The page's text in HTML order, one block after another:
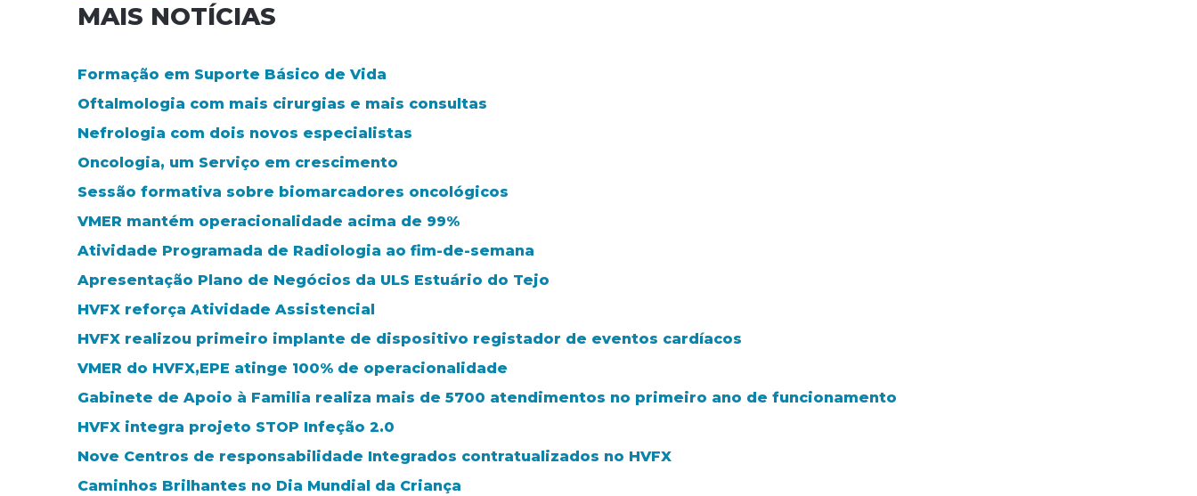
MAIS NOTÍCIAS
Formação em Suporte Básico de Vida
Oftalmologia com mais cirurgias e mais consultas
Nefrologia com dois novos especialistas
Oncologia, um Serviço em crescimento
Sessão formativa sobre biomarcadores oncológicos
VMER mantém operacionalidade acima de 99%
Atividade Programada de Radiologia ao fim-de-semana
Apresentação Plano de Negócios da ULS Estuário do Tejo
HVFX reforça Atividade Assistencial
HVFX realizou primeiro implante de dispositivo registador de eventos cardíacos
VMER do HVFX,EPE atinge 100% de operacionalidade
Gabinete de Apoio à Familia realiza mais de 5700 atendimentos no primeiro ano de funcionamento
HVFX integra projeto STOP Infeção 2.0
Nove Centros de responsabilidade Integrados contratualizados no HVFX
Caminhos Brilhantes no Dia Mundial da Criança